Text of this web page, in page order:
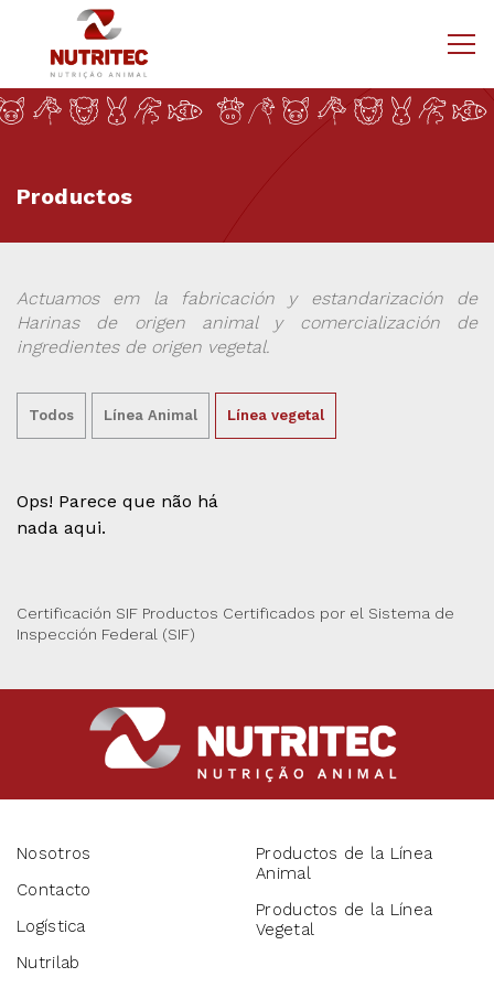
Productos
Actuamos em la fabricación y estandarización de
Harinas de origen animal y comercialización de
ingredientes de origen vegetal.
Todos Línea Animal Línea vegetal
Ops! Parece que não há
nada aqui.
Certificación SIF Productos Certificados por el Sistema de
Inspección Federal (SIF)
Nosotros
Contacto
Logística
Nutrilab
Productos de la Línea
Animal
Productos de la Línea
Vegetal